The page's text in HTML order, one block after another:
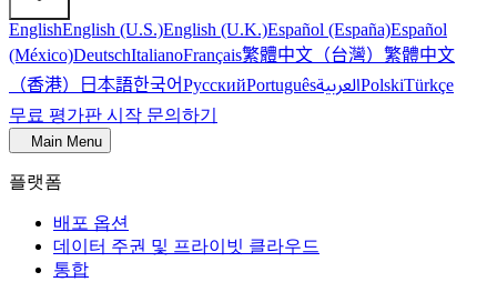
EnglishEnglish (U.S.)English (U.K.)Español (España)Español
(México)DeutschItalianoFrançais繁體中文（台灣） 繁體中文
（香港） 日本語한국어РусскийPortuguêsالعربيةPolskiTürkçe
무료 평가판 시작 문의하기
Main Menu
플랫폼
배포 옵션
데이터 주권 및 프라이빗 클라우드
통합